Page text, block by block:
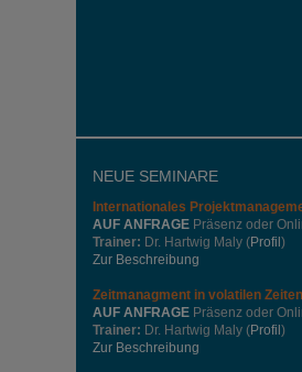
NEUE SEMINARE
Internationales
AUF ANFRAGE Präsenz oder
Trainer: Dr. Hartwig Maly (Profil )
Zur Beschreibung
Zeitmanagment in volatilen Zeiten
AUF ANFRAGE Präsenz oder
Trainer: Dr. Hartwig Maly (Profil )
Zur Beschreibung